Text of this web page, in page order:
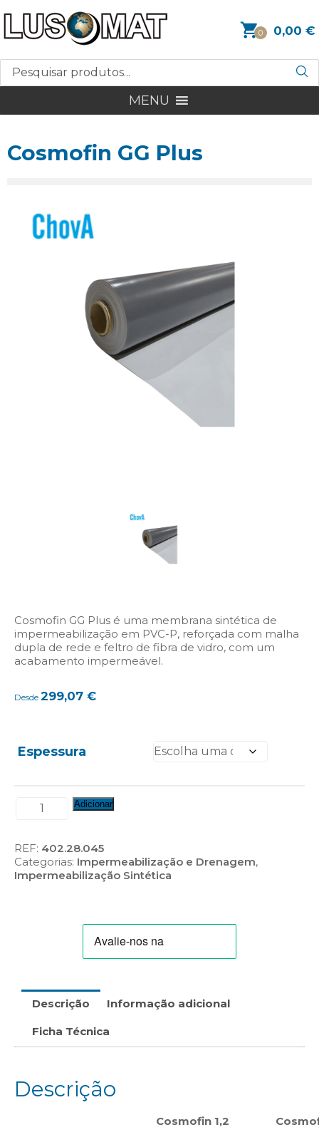
0 0,00 €
MENU
Cosmofin GG Plus
Cosmofin GG Plus é uma membrana sintética de
impermeabilização em PVC-P, reforçada com malha
dupla de rede e feltro de fibra de vidro, com um
acabamento impermeável.
Desde 299,07 €
Espessura
Quantidade
GG
Plus
Adicionar
REF: 402.28.045
Categorias: Impermeabilização e Drenagem,
Impermeabilização Sintética
Descrição Informação adicional
Ficha Técnica
Descrição
Cosmofin 1,2